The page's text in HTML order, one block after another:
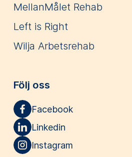
MellanMålet Rehab
Left is Right
Wilja Arbetsrehab
Följ oss
Facebook
Linkedin
Instagram